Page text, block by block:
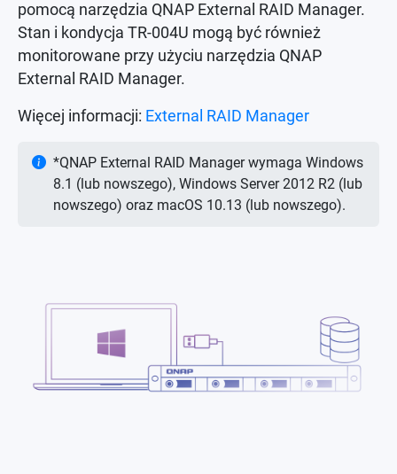
pomocą narzędzia QNAP External RAID Manager.
Stan i kondycja TR-004U mogą być również
monitorowane przy użyciu narzędzia QNAP
External RAID Manager.
Więcej informacji: External RAID Manager
*QNAP External RAID Manager wymaga Windows
8.1 (lub nowszego), Windows Server 2012 R2 (lub
nowszego) oraz macOS 10.13 (lub nowszego).